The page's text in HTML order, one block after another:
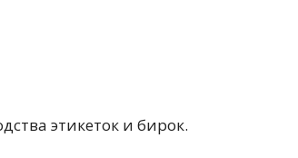
этикеток и бирок.